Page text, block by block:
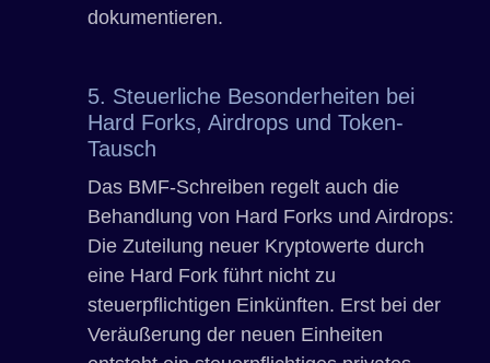
dokumentieren.
5. Steuerliche Besonderheiten bei
Hard Forks, Airdrops und Token-
Tausch
Das BMF-Schreiben regelt auch die
Behandlung von Hard Forks und Airdrops:
Die Zuteilung neuer Kryptowerte durch
eine Hard Fork führt nicht zu
steuerpflichtigen Einkünften. Erst bei der
Veräußerung der neuen Einheiten